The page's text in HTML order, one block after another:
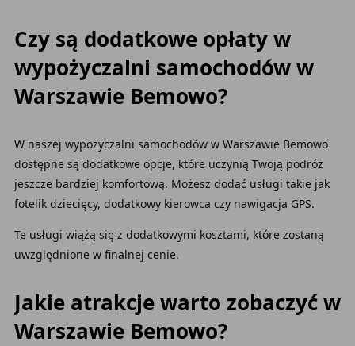
Czy są dodatkowe opłaty w
wypożyczalni samochodów w
Warszawie Bemowo?
W naszej wypożyczalni samochodów w Warszawie Bemowo
dostępne są dodatkowe opcje, które uczynią Twoją podróż
jeszcze bardziej komfortową. Możesz dodać usługi takie jak
fotelik dziecięcy, dodatkowy kierowca czy nawigacja GPS.
Te usługi wiążą się z dodatkowymi kosztami, które zostaną
uwzględnione w finalnej cenie.
Jakie atrakcje warto zobaczyć w
Warszawie Bemowo?